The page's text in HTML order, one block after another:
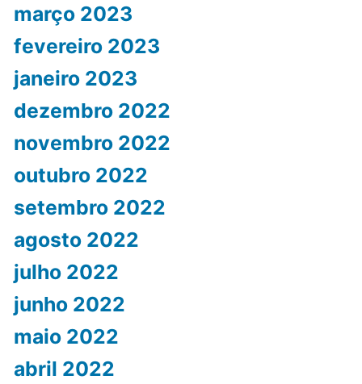
março 2023
fevereiro 2023
janeiro 2023
dezembro 2022
novembro 2022
outubro 2022
setembro 2022
agosto 2022
julho 2022
junho 2022
maio 2022
abril 2022